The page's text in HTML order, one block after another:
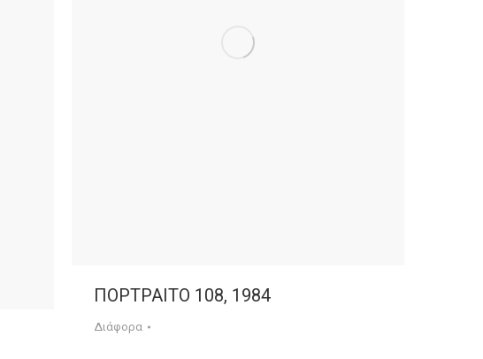
ΠΟΡΤΡΑΙΤΟ 108, 1984
Διάφορα